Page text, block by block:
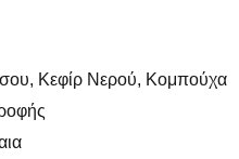
Κεφίρ Νερού, Κομπούχα